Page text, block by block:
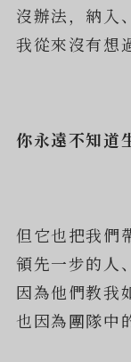
沒辦法，納入、
我從來沒有想
你永遠不知道
但它也把我們
領先一步的人、
因為他們教我
也因為團隊中